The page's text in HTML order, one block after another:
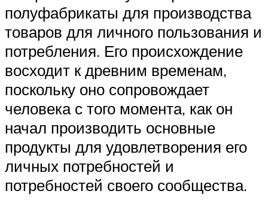
полуфабрикаты для производства
товаров для личного пользования и
потребления. Его происхождение
восходит к древним временам,
поскольку оно сопровождает
человека с того момента, как он
начал производить основные
продукты для удовлетворения его
личных потребностей и
потребностей своего сообщества.